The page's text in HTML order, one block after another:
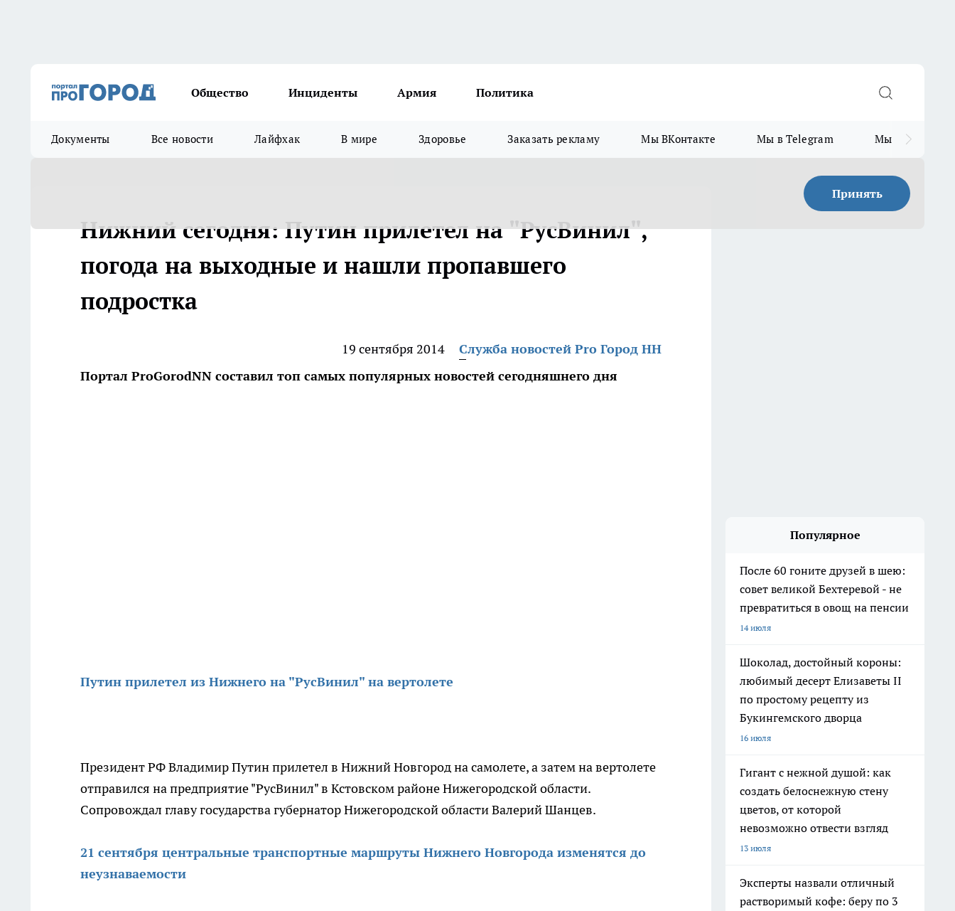
Общество Инциденты Армия Политика
Документы Все новости Лайфхак В мире Здоровье Заказать рекламу Мы ВКонтакте Мы в Telegram Мы в MAX
Принять
Нижний сегодня: Путин прилетел на "РусВинил",
погода на выходные и нашли пропавшего
подростка
19 сентября 2014
Служба новостей Pro Город НН
Портал ProGorodNN cоставил топ самых популярных новостей сегодняшнего дня
Путин прилетел из Нижнего на "РусВинил" на вертолете
Президент РФ Владимир Путин прилетел в Нижний Новгород на самолете, а затем на вертолете
отправился на предприятие "РусВинил" в Кстовском районе Нижегородской области.
Сопровождал главу государства губернатор Нижегородской области Валерий Шанцев.
21 сентября центральные транспортные маршруты Нижнего Новгорода изменятся до
неузнаваемости
Популярное
После 60 гоните друзей в шею:
совет великой Бехтеревой - не
превратиться в овощ на пенсии
14 июля
Шоколад, достойный короны:
любимый десерт Елизаветы II
по простому рецепту из
Букингемского дворца
16 июля
Гигант с нежной душой: как
создать белоснежную стену
цветов, от которой
невозможно отвести взгляд
13 июля
Эксперты назвали отличный
растворимый кофе: беру по 3